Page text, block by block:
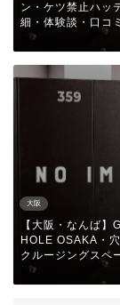
ン・ケツ禁止ハッ
細・体験談・口コミ
大阪
【大阪・なんば】
HOLE OSAKA・
クルージングスペ